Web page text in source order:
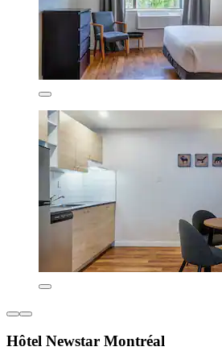
Hôtel Newstar Montréal